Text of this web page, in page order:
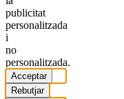
publicitat
personalitzada
i
no
personalitzada.
Acceptar
Rebutjar